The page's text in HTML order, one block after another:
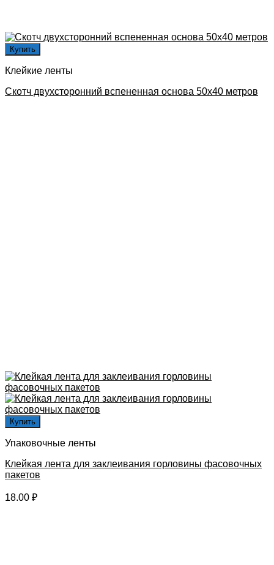
Купить
Клейкие ленты
Скотч двухсторонний вспененная основа 50х40 метров
Купить
Упаковочные ленты
Клейкая лента для заклеивания горловины фасовочных
пакетов
18.00 ₽